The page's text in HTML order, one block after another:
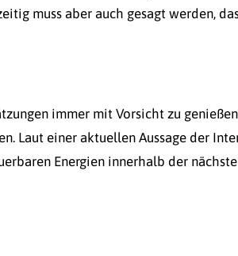
muss aber auch gesagt werden,
immer mit Vorsicht zu
Laut einer aktuellen Aussage der
Energien innerhalb der